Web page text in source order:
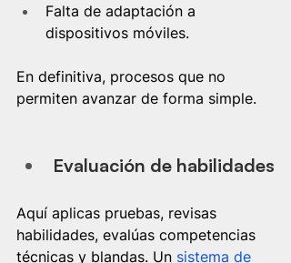
Falta de adaptación a
dispositivos móviles.
En definitiva, procesos que no
permiten avanzar de forma simple.
Evaluación de habilidades
Aquí aplicas pruebas, revisas
habilidades, evalúas competencias
técnicas y blandas. Un sistema de